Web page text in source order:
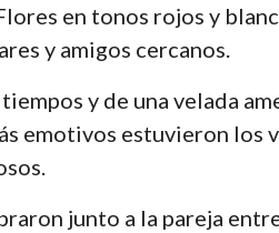
en tonos rojos y
y amigos cercanos.
y de una velada
emotivos estuvieron los
junto a la pareja